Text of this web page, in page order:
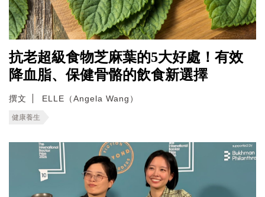
抗老超級食物芝麻葉的5大好處！有效
降血脂、保健骨骼的飲食新選擇
撰文 ELLE（Angela Wang）
健康養生